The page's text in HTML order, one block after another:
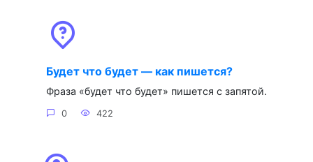
Будет что будет — как пишется?
Фраза «будет что будет» пишется с запятой.
0 422